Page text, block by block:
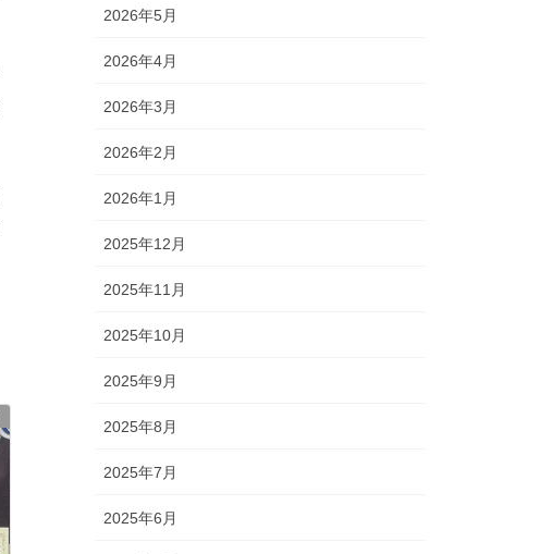
2026年5月
2026年4月
2026年3月
2026年2月
2026年1月
2025年12月
2025年11月
2025年10月
2025年9月
2025年8月
2025年7月
2025年6月